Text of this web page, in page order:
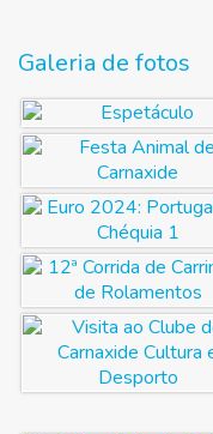
Galeria de fotos